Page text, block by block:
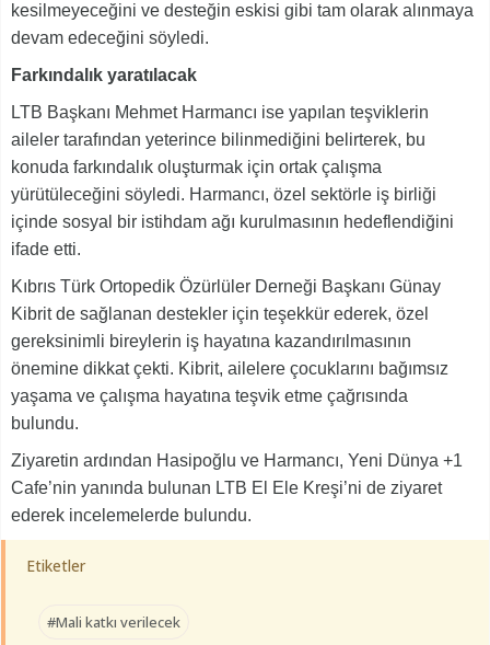
kesilmeyeceğini ve desteğin eskisi gibi tam olarak alınmaya
devam edeceğini söyledi.
Farkındalık yaratılacak
LTB Başkanı Mehmet Harmancı ise yapılan teşviklerin
aileler tarafından yeterince bilinmediğini belirterek, bu
konuda farkındalık oluşturmak için ortak çalışma
yürütüleceğini söyledi. Harmancı, özel sektörle iş birliği
içinde sosyal bir istihdam ağı kurulmasının hedeflendiğini
ifade etti.
Kıbrıs Türk Ortopedik Özürlüler Derneği Başkanı Günay
Kibrit de sağlanan destekler için teşekkür ederek, özel
gereksinimli bireylerin iş hayatına kazandırılmasının
önemine dikkat çekti. Kibrit, ailelere çocuklarını bağımsız
yaşama ve çalışma hayatına teşvik etme çağrısında
bulundu.
Ziyaretin ardından Hasipoğlu ve Harmancı, Yeni Dünya +1
Cafe’nin yanında bulunan LTB El Ele Kreşi’ni de ziyaret
ederek incelemelerde bulundu.
Etiketler
#Mali katkı verilecek